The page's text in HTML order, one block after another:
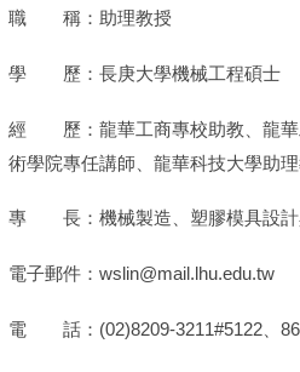
職 稱：助理教授
學 歷：長庚大學機械工程碩士
經 歷：龍華工商專校助教、龍華
術學院專任講師、龍華科技大學助
專 長：機械製造、塑膠模具設計
電子郵件：wslin@mail.lhu.edu.tw
電 話：(02)8209-3211#5122、